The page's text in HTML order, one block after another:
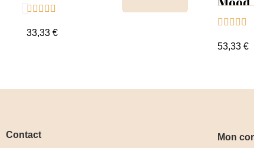
    
33,33 €
    
53,33 €
Contact Mon